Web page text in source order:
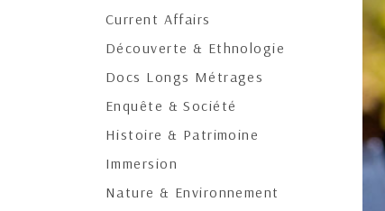
Current Affairs
Découverte & Ethnologie
Docs Longs Métrages
Enquête & Société
Histoire & Patrimoine
Immersion
Nature & Environnement